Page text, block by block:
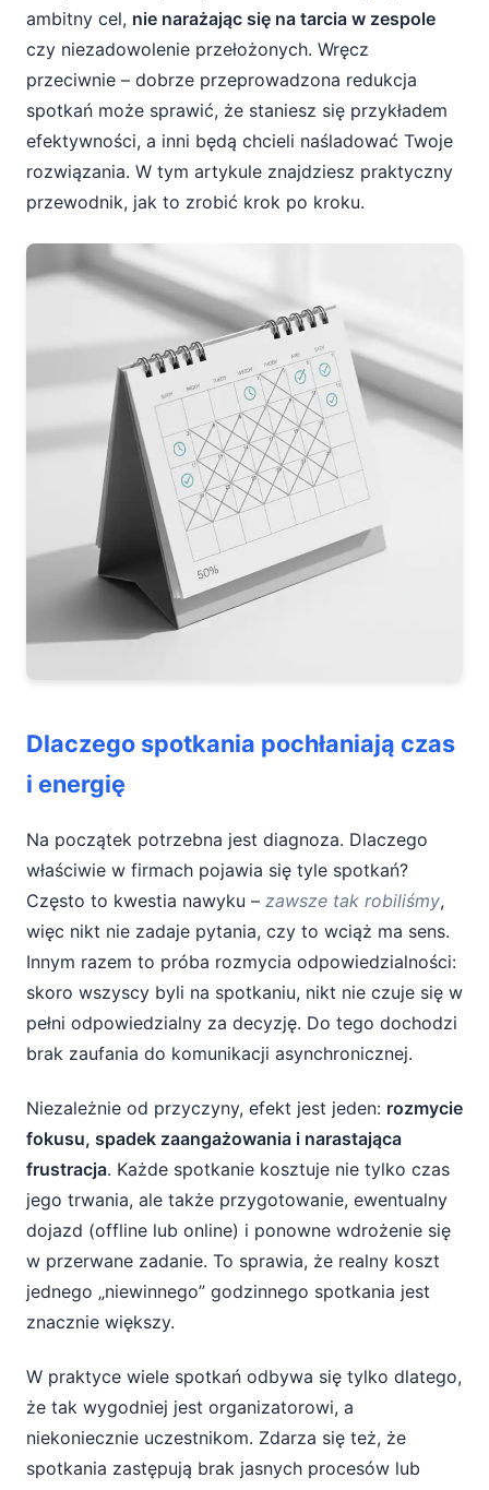
ambitny cel, nie narażając się na tarcia w zespole
czy niezadowolenie przełożonych. Wręcz
przeciwnie – dobrze przeprowadzona redukcja
spotkań może sprawić, że staniesz się przykładem
efektywności, a inni będą chcieli naśladować Twoje
rozwiązania. W tym artykule znajdziesz praktyczny
przewodnik, jak to zrobić krok po kroku.
Dlaczego spotkania pochłaniają czas
i energię
Na początek potrzebna jest diagnoza. Dlaczego
właściwie w firmach pojawia się tyle spotkań?
Często to kwestia nawyku – zawsze tak robiliśmy,
więc nikt nie zadaje pytania, czy to wciąż ma sens.
Innym razem to próba rozmycia odpowiedzialności:
skoro wszyscy byli na spotkaniu, nikt nie czuje się w
pełni odpowiedzialny za decyzję. Do tego dochodzi
brak zaufania do komunikacji asynchronicznej.
Niezależnie od przyczyny, efekt jest jeden: rozmycie
fokusu, spadek zaangażowania i narastająca
frustracja. Każde spotkanie kosztuje nie tylko czas
jego trwania, ale także przygotowanie, ewentualny
dojazd (offline lub online) i ponowne wdrożenie się
w przerwane zadanie. To sprawia, że realny koszt
jednego „niewinnego” godzinnego spotkania jest
znacznie większy.
W praktyce wiele spotkań odbywa się tylko dlatego,
że tak wygodniej jest organizatorowi, a
niekoniecznie uczestnikom. Zdarza się też, że
spotkania zastępują brak jasnych procesów lub